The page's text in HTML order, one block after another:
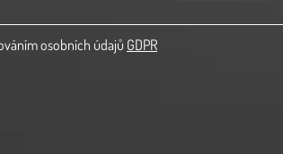
osobních údajů GDPR